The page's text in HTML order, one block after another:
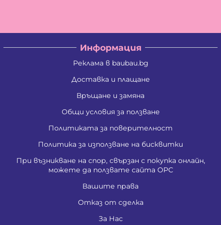
Информация
Реклама в baubau.bg
Доставка и плащане
Връщане и замяна
Общи условия за ползване
Политиката за поверителност
Политика за използване на бисквитки
При възникване на спор, свързан с покупка онлайн,
можете да ползвате сайта ОРС
Вашите права
Отказ от сделка
За Нас